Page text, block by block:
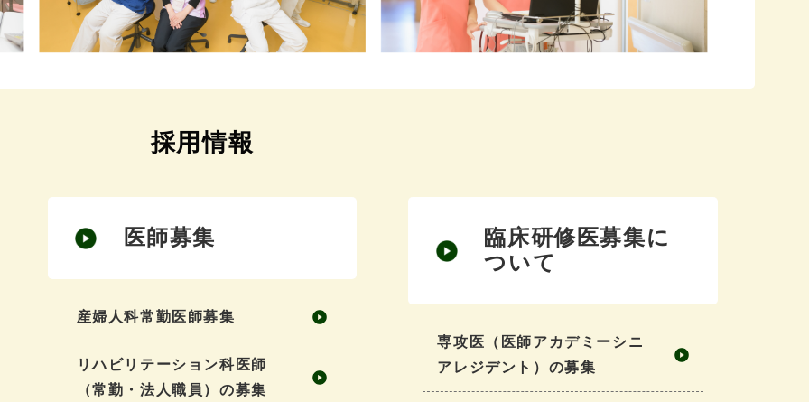
採用情報
医師募集
産婦人科常勤医師募集
リハビリテーション科医師
（常勤・法人職員）の募集
臨床研修医募集に
ついて
専攻医（医師アカデミーシニ
アレジデント）の募集